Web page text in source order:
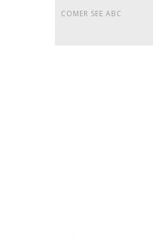
COMER SEE ABC